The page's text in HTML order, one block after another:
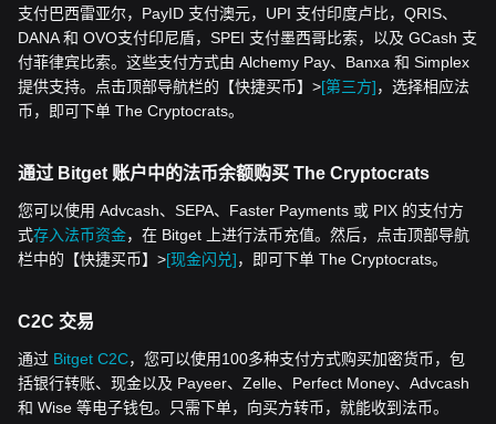
支付巴西雷亚尔，PayID 支付澳元，UPI 支付印度卢比，QRIS、
DANA 和 OVO支付印尼盾，SPEI 支付墨西哥比索，以及 GCash 支
付菲律宾比索。这些支付方式由 Alchemy Pay、Banxa 和 Simplex
提供支持。点击顶部导航栏的【快捷买币】>[第三方]，选择相应法
币，即可下单 The Cryptocrats。
通过 Bitget 账户中的法币余额购买 The Cryptocrats
您可以使用 Advcash、SEPA、Faster Payments 或 PIX 的支付方
式存入法币资金，在 Bitget 上进行法币充值。然后，点击顶部导航
栏中的【快捷买币】>[现金闪兑]，即可下单 The Cryptocrats。
C2C 交易
通过 Bitget C2C，您可以使用100多种支付方式购买加密货币，包
括银行转账、现金以及 Payeer、Zelle、Perfect Money、Advcash
和 Wise 等电子钱包。只需下单，向买方转币，就能收到法币。